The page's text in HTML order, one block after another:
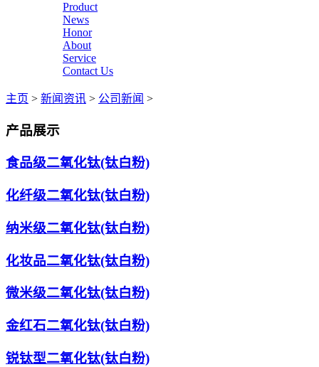
Product
News
Honor
About
Service
Contact Us
主页 > 新闻资讯 > 公司新闻 >
产品展示
食品级二氧化钛(钛白粉)
化纤级二氧化钛(钛白粉)
纳米级二氧化钛(钛白粉)
化妆品二氧化钛(钛白粉)
微米级二氧化钛(钛白粉)
金红石二氧化钛(钛白粉)
锐钛型二氧化钛(钛白粉)